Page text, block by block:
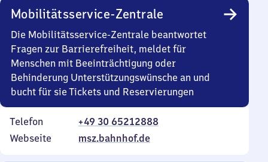
Mobilitätsservice-Zentrale
Die Mobilitätsservice-Zentrale beantwortet
Fragen zur Barrierefreiheit, meldet für
Menschen mit Beeinträchtigung oder
Behinderung Unterstützungswünsche an und
bucht für sie Tickets und Reservierungen
Telefon
+49 30 65212888
Webseite
msz.bahnhof.de